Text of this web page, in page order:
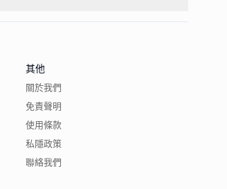
其他
關於我們
免責聲明
使用條款
私隱政策
聯絡我們